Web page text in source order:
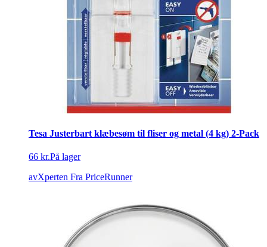
Tesa Justerbart klæbesøm til fliser og metal (4 kg) 2-Pack
66 kr.På lager
avXperten Fra PriceRunner